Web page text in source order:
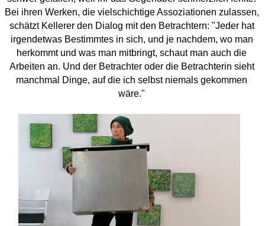
Bei ihren Werken, die vielschichtige Assoziationen zulassen,
schätzt Kellerer den Dialog mit den Betrachtern: "Jeder hat
irgendetwas Bestimmtes in sich, und je nachdem, wo man
herkommt und was man mitbringt, schaut man auch die
Arbeiten an. Und der Betrachter oder die Betrachterin sieht
manchmal Dinge, auf die ich selbst niemals gekommen
wäre."